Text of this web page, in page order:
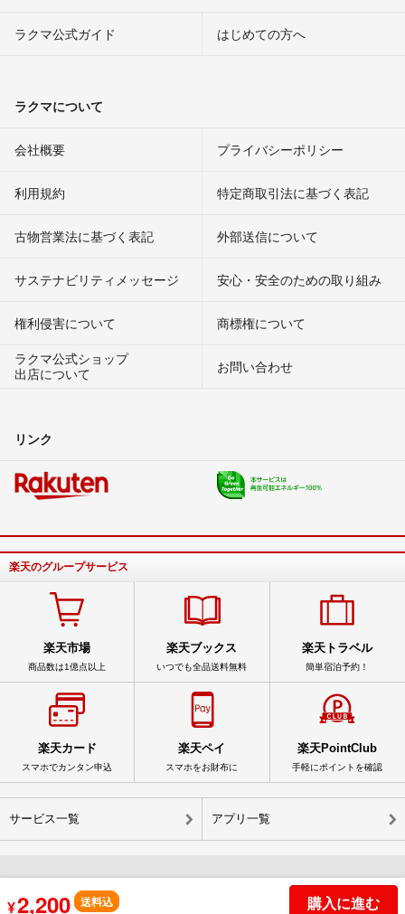
¥2,200 送料込 購入に進む
ラクマ公式ガイド はじめての方へ
ラクマについて
会社概要 プライバシーポリシー
利用規約 特定商取引法に基づく表記
古物営業法に基づく表記 外部送信について
サステナビリティメッセージ 安心・安全のための取り組み
権利侵害について
商標権について
ラクマ公式ショップ
出店について
お問い合わせ
リンク
楽天のグループサービス
楽天市場
商品数は1億点以上
楽天ブックス
いつでも全品送料無料
楽天トラベル
簡単宿泊予約！
楽天カード
スマホでカンタン申込
楽天ペイ
スマホをお財布に
楽天PointClub
手軽にポイントを確認
サービス一覧 アプリ一覧